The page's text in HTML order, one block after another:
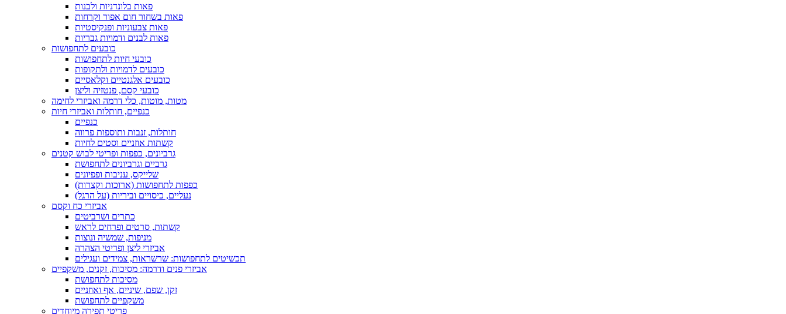
פאות בלונדניות ולבנות
פאות בשחור חום אפור וקרחות
פאות צבעוניות ופנקיסטיות
פאות לבנים ודמויות גבריות
כובעים לתחפושות
כובעי חיות לתחפושות
כובעים לדמויות ולתקופות
כובעים אלגנטיים וקלאסיים
כובעי קסם, פנטזיה וליצן
מטות, מוטות, כלי דרמה ואביזרי לחימה
כנפיים, חותלות ואביזרי חיות
כנפיים
חותלות, זנבות ותוספות פרווה
קשתות אוזניים וסטים לחיות
גרביונים, כפפות ופריטי לבוש קטנים
גרביים וגרביונים לתחפושת
שלייקס, עניבות ופפיונים
כפפות לתחפושות (ארוכות וקצרות)
נעליים, כיסויים וביריות (על הרגל)
אביזרי כח וקסם
כתרים ושרביטים
קשתות, סרטים ופרחים לראש
מניפות, שמשיה ונוצות
אביזרי ליצן ופריטי הצהרה
תכשיטים לתחפושות: שרשראות, צמידים ועגילים
אביזרי פנים ודרמה: מסיכות, זקנים, משקפיים
מסיכות לתחפושת
זקן, שפם, שיניים, אף ואוזניים
משקפיים לתחפושת
פריטי תפירה מיוחדים